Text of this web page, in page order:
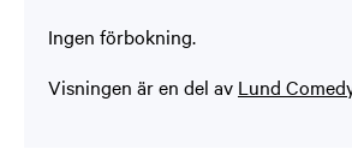
Ingen förbokning.
Visningen är en del av Lund